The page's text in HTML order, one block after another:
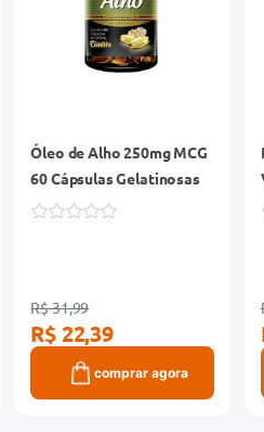
Óleo de Alho 250mg MCG
60 Cápsulas Gelatinosas
R$ 31,99
R$ 22,39
comprar agora